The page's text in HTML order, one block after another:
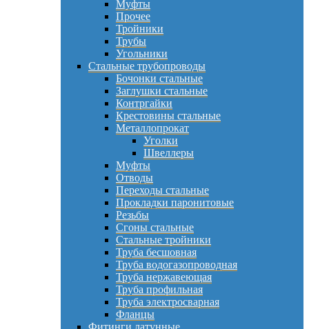
Муфты
Прочее
Тройники
Трубы
Угольники
Стальные трубопроводы
Бочонки стальные
Заглушки стальные
Контргайки
Крестовины стальные
Металлопрокат
Уголки
Швеллеры
Муфты
Отводы
Переходы стальные
Прокладки паронитовые
Резьбы
Сгоны стальные
Стальные тройники
Труба бесшовная
Труба водогазопроводная
Труба нержавеющая
Труба профильная
Труба электросварная
Фланцы